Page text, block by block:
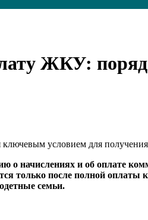
ЖКУ:
ключевым условием для
начислениях и об оплате
только после полной
семьи.